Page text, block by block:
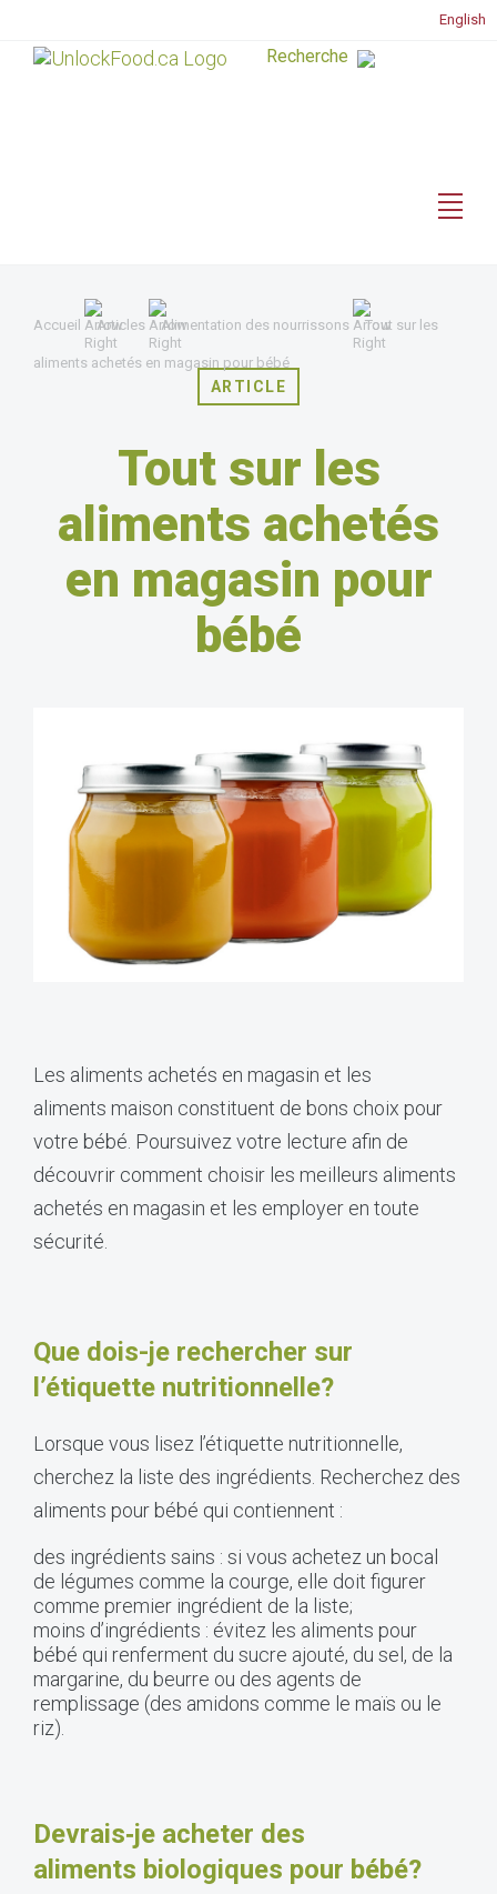
English
Accueil Articles Alimentation des nourrissons Tout sur les
aliments achetés en magasin pour bébé
ARTICLE
Tout sur les
aliments achetés
en magasin pour
bébé
Les aliments achetés en magasin et les
aliments maison constituent de bons choix pour
votre bébé. Poursuivez votre lecture afin de
découvrir comment choisir les meilleurs aliments
achetés en magasin et les employer en toute
sécurité.
Que dois-je rechercher sur
l’étiquette nutritionnelle?
Lorsque vous lisez l’étiquette nutritionnelle,
cherchez la liste des ingrédients. Recherchez des
aliments pour bébé qui contiennent :
des ingrédients sains : si vous achetez un bocal
de légumes comme la courge, elle doit figurer
comme premier ingrédient de la liste;
moins d’ingrédients : évitez les aliments pour
bébé qui renferment du sucre ajouté, du sel, de la
margarine, du beurre ou des agents de
remplissage (des amidons comme le maïs ou le
riz).
Devrais‑je acheter des
aliments biologiques pour bébé?